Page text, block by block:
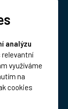
analýzu
relevantní
využíváme
na
cookies